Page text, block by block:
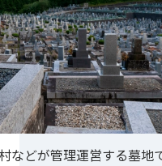
などが管理運営する墓地